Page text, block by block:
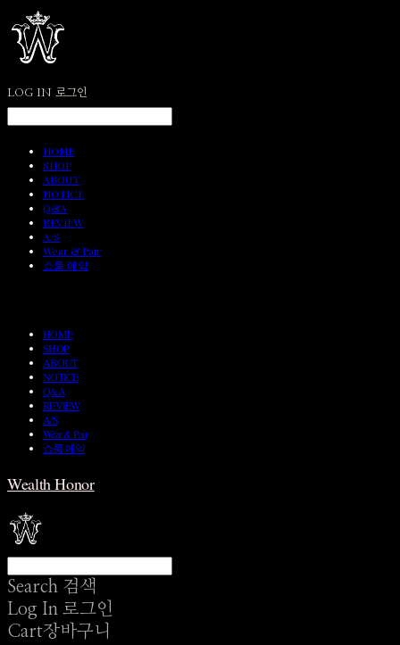
LOG IN 로그인
HOME
SHOP
ABOUT
NOTICE
Q&A
REVIEW
A/S
Wear & Pair
쇼룸 예약
HOME
SHOP
ABOUT
NOTICE
Q&A
REVIEW
A/S
Wear & Pair
쇼룸 예약
Wealth Honor
Search 검색
Log In 로그인
Cart장바구니